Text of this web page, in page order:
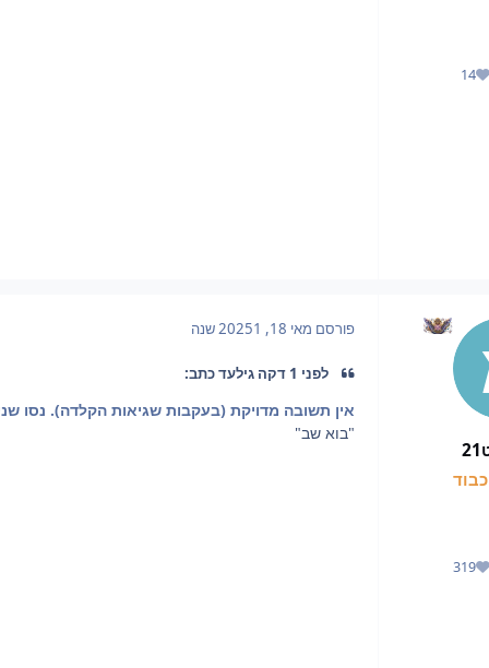
14
מוניטין
319
מוניטין
פורסם מאי 18, 2025 1 שנה
לפני 1 דקה גילעד כתב:
אין תשובה מדויקת (בעקבות שגיאות הקלדה). נסו
"בוא שב"